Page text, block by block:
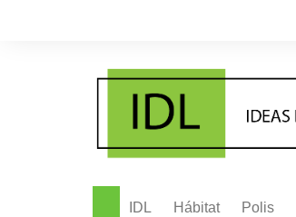
IDL Hábitat Polis